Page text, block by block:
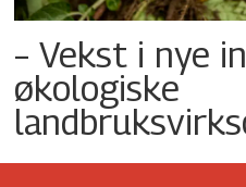
– Vekst i nye
økologiske